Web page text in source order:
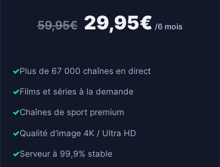
59,95€ 29,95€ /6 mois
Plus de 67 000 chaînes en direct
Films et séries à la demande
Chaînes de sport premium
Qualité d’image 4K / Ultra HD
Serveur à 99,9% stable